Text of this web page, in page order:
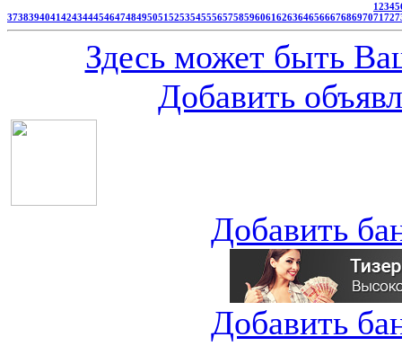
12345
373839404142434445464748495051525354555657585960616263646566676869707172
Здесь может быть
Добавить
Добавить
Добавить